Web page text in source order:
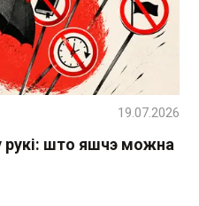
рукі: што яшчэ можна
19.07.2026